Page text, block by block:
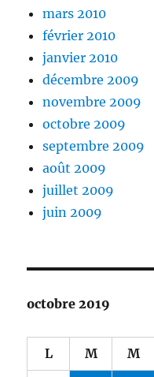
mars 2010
février 2010
janvier 2010
décembre 2009
novembre 2009
octobre 2009
septembre 2009
août 2009
juillet 2009
juin 2009
octobre 2019
L M M